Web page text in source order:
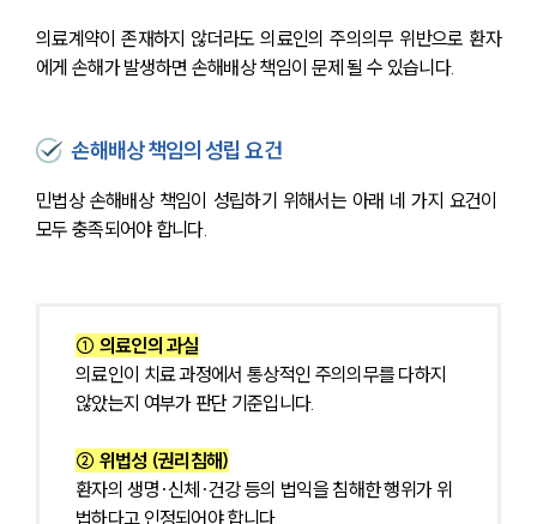
의료계약이 존재하지 않더라도 의료인의 주의의무 위반으로 환자
에게 손해가 발생하면 손해배상 책임이 문제 될 수 있습니다.
손해배상 책임의 성립 요건
민법상 손해배상 책임이 성립하기 위해서는 아래 네 가지 요건이
모두 충족되어야 합니다.
① 의료인의 과실
의료인이 치료 과정에서 통상적인 주의의무를 다하지
않았는지 여부가 판단 기준입니다.
② 위법성 (권리침해)
환자의 생명·신체·건강 등의 법익을 침해한 행위가 위
법하다고 인정되어야 합니다.